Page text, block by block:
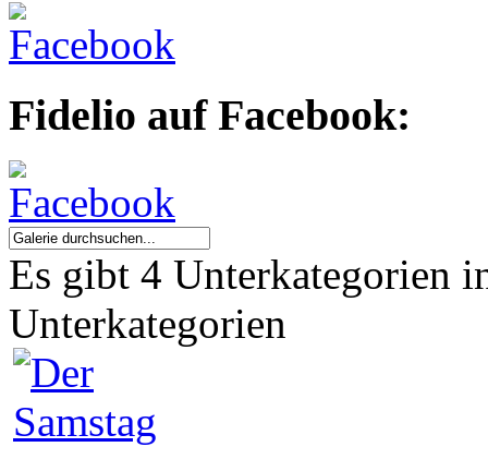
Fidelio auf Facebook:
Es gibt 4 Unterkategorien
Unterkategorien